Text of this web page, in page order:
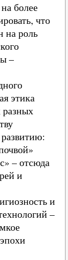
более
что
на роль
–
этика
– отсюда
и
и
–